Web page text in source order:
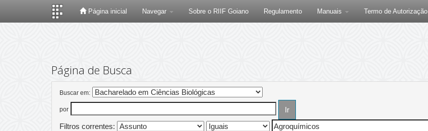
Página inicial Navegar Sobre o RIIF Goiano Regulamento Manuais Termo de Autorização
Página de Busca
Buscar em:
por
Filtros correntes: